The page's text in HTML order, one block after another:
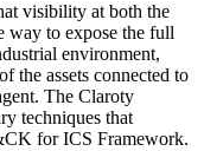
visibility at both the
way to expose the full
environment,
the assets connected to
The Claroty
techniques that
for ICS Framework.